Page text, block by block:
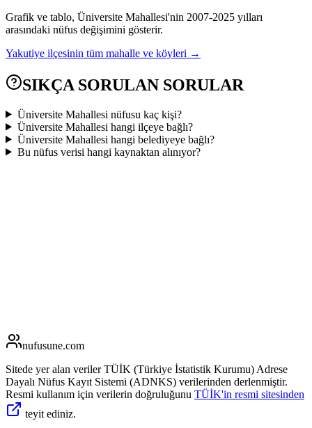
Grafik ve tablo, Üniversite Mahallesi'nin 2007-2025 yılları
arasındaki nüfus değişimini gösterir.
Yakutiye ilçesinin tüm mahalle ve köyleri →
SIKÇA SORULAN SORULAR
Üniversite Mahallesi nüfusu kaç kişi?
Üniversite Mahallesi hangi ilçeye bağlı?
Üniversite Mahallesi hangi belediyeye bağlı?
Bu nüfus verisi hangi kaynaktan alınıyor?
nufusune.com
Sitede yer alan veriler TÜİK (Türkiye İstatistik Kurumu) Adrese
Dayalı Nüfus Kayıt Sistemi (ADNKS) verilerinden derlenmiştir.
Resmi kullanım için verilerin doğruluğunu TÜİK'in resmi sitesinden
teyit ediniz.